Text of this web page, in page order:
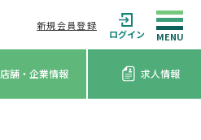
新規会員登録
ログイン
店舗・企業情報 求人情報